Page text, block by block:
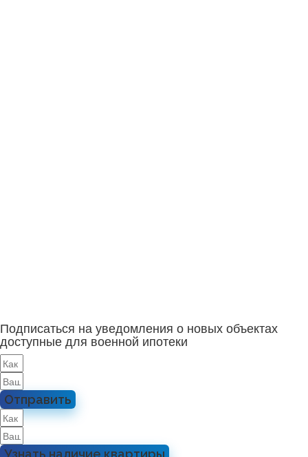
Подписаться на уведомления о новых объектах
доступные для военной ипотеки
Отправить
Узнать наличие квартиры